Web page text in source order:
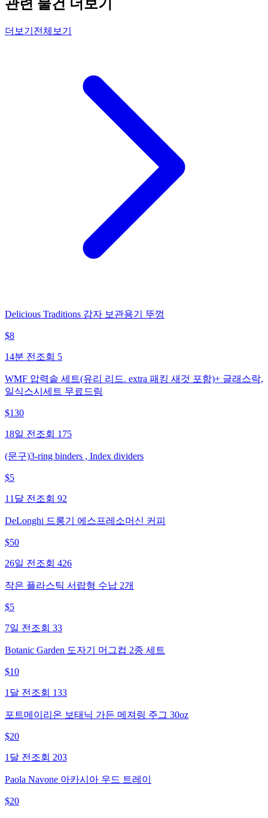
관련 물건 더보기
더보기 전체보기
Delicious Traditions 감자 보관용기 뚜껑
$8
14분 전 조회 5
WMF 압력솥 세트(유리 리드. extra 패킹 새것 포함)+ 글래스락,
일식스시세트 무료드림
$130
18일 전 조회 175
(문구)3-ring binders , Index dividers
$5
11달 전 조회 92
DeLonghi 드롱기 에스프레소머신 커피
$50
26일 전 조회 426
작은 플라스틱 서랍형 수납 2개
$5
7일 전 조회 33
Botanic Garden 도자기 머그컵 2종 세트
$10
1달 전 조회 133
포트메이리온 보태닉 가든 메져링 주그 30oz
$20
1달 전 조회 203
Paola Navone 아카시아 우드 트레이
$20